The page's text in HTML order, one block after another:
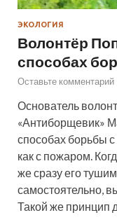
ЭКОЛОГИЯ
Волонтёр
способах
Оставьте комментарий
Основатель
«Антиборщевик»
способах борьбы
как с пожаром.
же сразу его
самостоятельно,
Такой же принцип